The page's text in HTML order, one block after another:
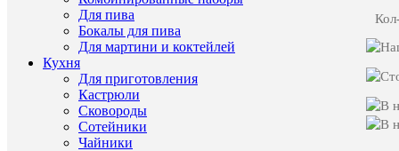
Для пива
Бокалы для пива
Для мартини и коктейлей
Кухня
Для приготовления
Кастрюли
Сковороды
Сотейники
Чайники
Заказать
видео-
товара